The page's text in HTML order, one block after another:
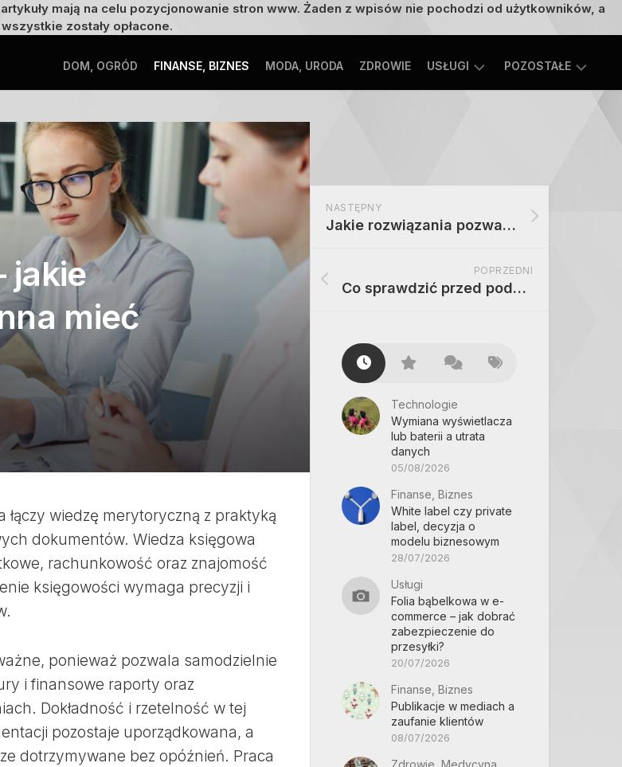
mają na celu pozycjonowanie stron www. Żaden z wpisów nie pochodzi od użytkowników, a
wszystkie zostały opłacone.
DOM, OGRÓD FINANSE, BIZNES MODA, URODA ZDROWIE USŁUGI POZOSTAŁE
TRANSPORT
jakie
mieć
wiedzę merytoryczną z praktyką
dokumentów. Wiedza księgowa
rachunkowość oraz znajomość
księgowości wymaga precyzji i
ponieważ pozwala samodzielnie
i finansowe raporty oraz
Dokładność i rzetelność w tej
pozostaje uporządkowana, a
dotrzymywane bez opóźnień. Praca
NASTĘPNY
Jakie rozwiązania pozwalają na szybki montaż podestu – porównanie
POPRZEDNI
Co sprawdzić przed podpisaniem aktu notarialnego przy zakupie – checklista
Technologie
Wymiana wyświetlacza
lub baterii a utrata
danych
05/08/2026
Finanse, Biznes
White label czy private
label, decyzja o
modelu biznesowym
28/07/2026
Usługi
Folia bąbelkowa w e-
commerce – jak dobrać
zabezpieczenie do
przesyłki?
20/07/2026
Finanse, Biznes
Publikacje w mediach a
zaufanie klientów
08/07/2026
Zdrowie, Medycyna